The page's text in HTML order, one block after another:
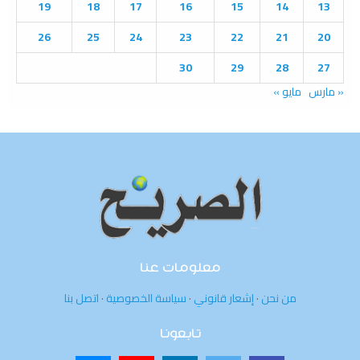
H
13
14
15
16
17
18
19
20
21
22
23
24
25
26
27
28
29
30
« مارس مايو »
معلومات عنا
من نحن·إشعار قانوني·سياسة الخصوصية·اتصل بنا
تابعونا